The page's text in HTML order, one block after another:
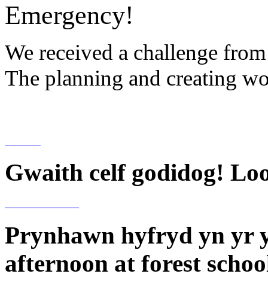
Emergency!
We received a challenge
The planning and creating
Gwaith celf godidog!
Prynhawn hyfryd yn yr
afternoon at forest